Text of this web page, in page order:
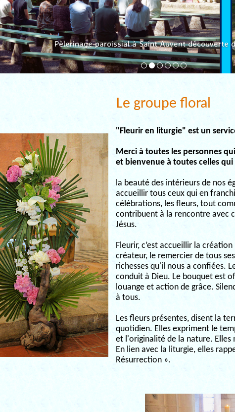
Pèlerinage paroissial à Saint Auvent découverte
Le groupe floral
"Fleurir en liturgie" est un
Merci à toutes les personnes
et bienvenue à toutes celles
la beauté des intérieurs de nos
accueillir tous ceux qui en
célébrations, les fleurs, tout
contribuent à la rencontre avec
Jésus.
Fleurir, c’est accueillir la
créateur, le remercier de tous
richesses qu'il nous a confiées.
conduit à Dieu. Le bouquet est
louange et action de grâce.
à tous.
Les fleurs présentes, disent la
quotidien. Elles expriment le
et l'originalité de la nature. Elles
En lien avec la liturgie, elles
Résurrection ».